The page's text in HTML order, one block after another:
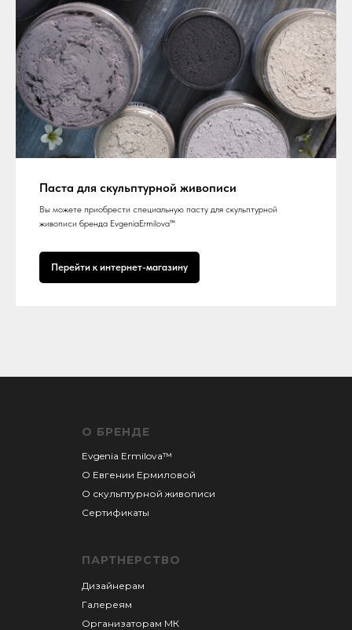
Паста для скульптурной живописи
Вы можете приобрести специальную пасту для скульптурной
живописи бренда EvgeniaErmilova™
Перейти к интернет-магазину
О БРЕНДЕ
Evgenia Ermilova™
О Евгении Ермиловой
О скульптурной живописи
Сертификаты
ПАРТНЕРСТВО
Дизайнерам
Галереям
Организаторам МК